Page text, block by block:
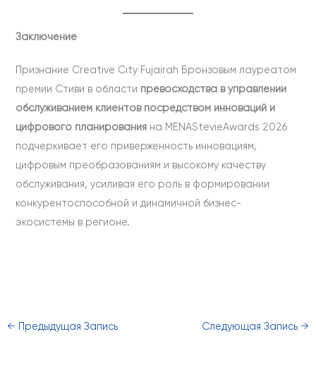
Заключение
Признание Creative City Fujairah Бронзовым лауреатом
премии Стиви в области превосходства в управлении
обслуживанием клиентов посредством инноваций и
цифрового планирования на MENAStevieAwards 2026
подчеркивает его приверженность инновациям,
цифровым преобразованиям и высокому качеству
обслуживания, усиливая его роль в формировании
конкурентоспособной и динамичной бизнес-
экосистемы в регионе.
← Предыдущая Запись Следующая Запись→